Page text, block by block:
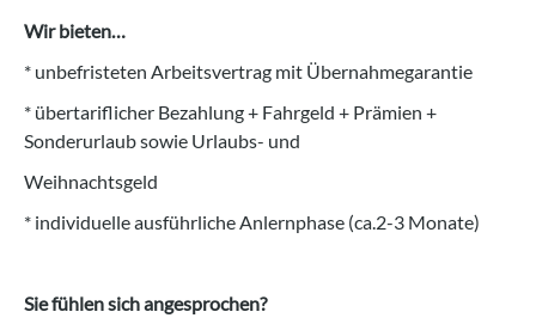
Wir bieten…
* unbefristeten Arbeitsvertrag mit Übernahmegarantie
* übertariflicher Bezahlung + Fahrgeld + Prämien +
Sonderurlaub sowie Urlaubs- und
Weihnachtsgeld
* individuelle ausführliche Anlernphase (ca.2-3 Monate)
Sie fühlen sich angesprochen?